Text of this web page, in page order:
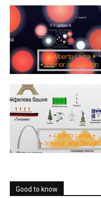
Good to know